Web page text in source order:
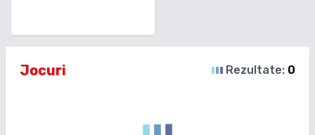
Jocuri Rezultate: 0